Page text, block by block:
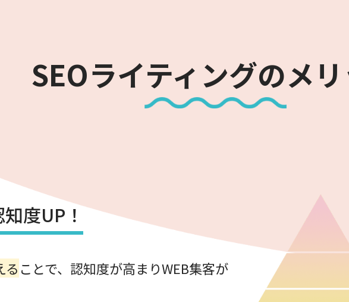
SEOライティングのメ
度UP！
る ことで、認知度が高まりWEB集客が